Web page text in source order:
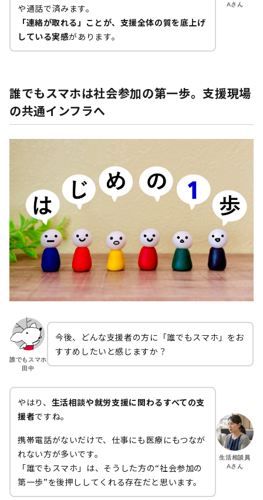
Aさん
や通話で済みます。
「連絡が取れる」ことが、支援全体の質を底上げ
している実感があります。
誰でもスマホは社会参加の第一歩。支援現場
の共通インフラへ
誰でもスマホ
田中
今後、どんな支援者の方に「誰でもスマホ」をお
すすめしたいと感じますか？
生活相談員
Aさん
やはり、 生活相談や就労支援に関わるすべての支
援者ですね。
携帯電話がないだけで、仕事にも医療にもつなが
れない方が多いです。
「誰でもスマホ」は、そうした方の“社会参加の
第一歩”を後押ししてくれる存在だと思います。